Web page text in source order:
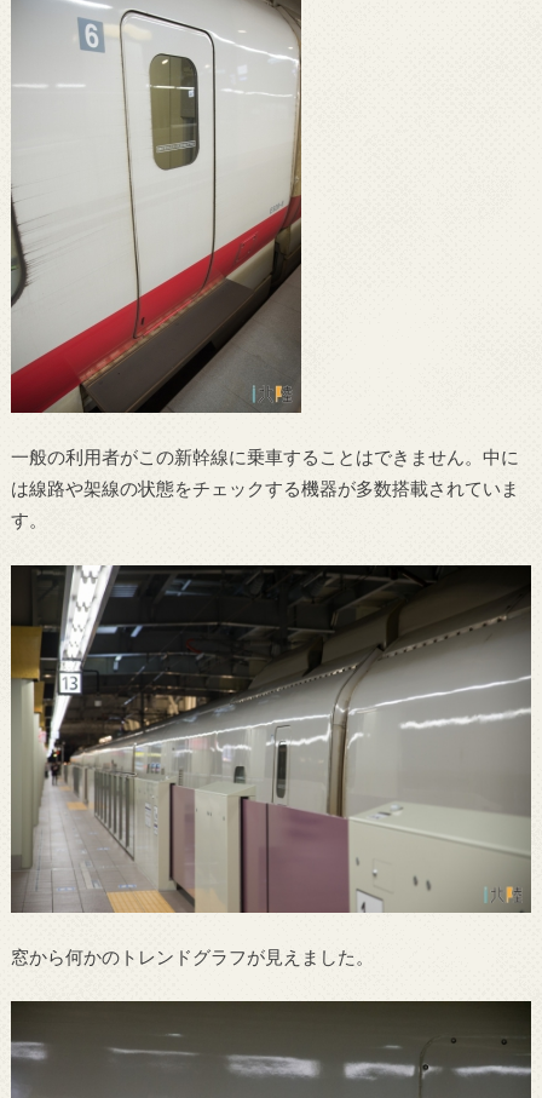
一般の利用者がこの新幹線に乗車することはできません。中に
は線路や架線の状態をチェックする機器が多数搭載されていま
す。
窓から何かのトレンドグラフが見えました。